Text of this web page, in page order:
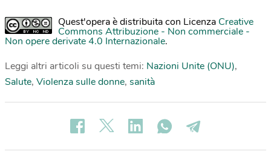
Quest'opera è distribuita con Licenza Creative
Commons Attribuzione - Non commerciale -
Non opere derivate 4.0 Internazionale.
Leggi altri articoli su questi temi: Nazioni Unite (ONU),
Salute, Violenza sulle donne, sanità